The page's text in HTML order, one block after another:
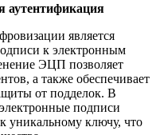
аутентификация
является
к электронным
ЭЦП позволяет
а также обеспечивает
от подделок. В
подписи
уникальному ключу, что